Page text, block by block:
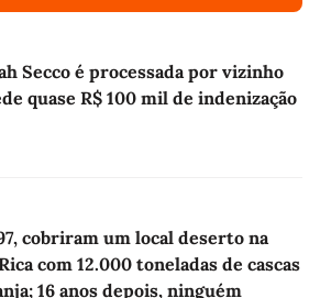
Secco é processada por vizinho
quase R$ 100 mil de indenização
cobriram um local deserto na
com 12.000 toneladas de cascas
16 anos depois, ninguém